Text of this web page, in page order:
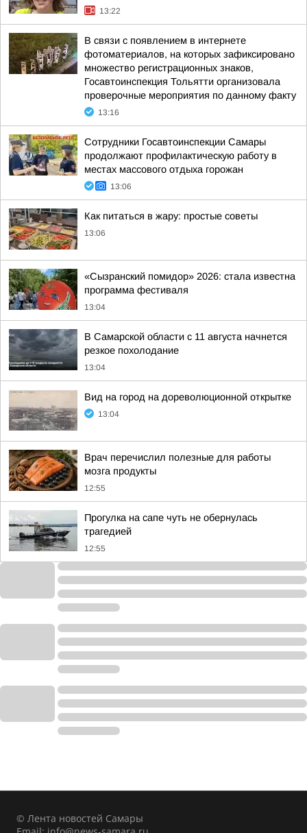
13:22
В связи с появлением в интернете
фотоматериалов, на которых зафиксировано
множество регистрационных знаков,
Госавтоинспекция Тольятти организовала
проверочные мероприятия по данному факту
13:16
Сотрудники Госавтоинспекции Самары
продолжают профилактическую работу в
местах массового отдыха горожан
13:06
Как питаться в жару: простые советы
13:06
«Сызранский помидор» 2026: стала известна
программа фестиваля
13:04
В Самарской области с 11 августа начнется
резкое похолодание
13:04
Вид на город на дореволюционной открытке
13:04
Врач перечислил полезные для работы
мозга продукты
12:55
Прогулка на сапе чуть не обернулась
трагедией
12:55
© Лента новостей Самары